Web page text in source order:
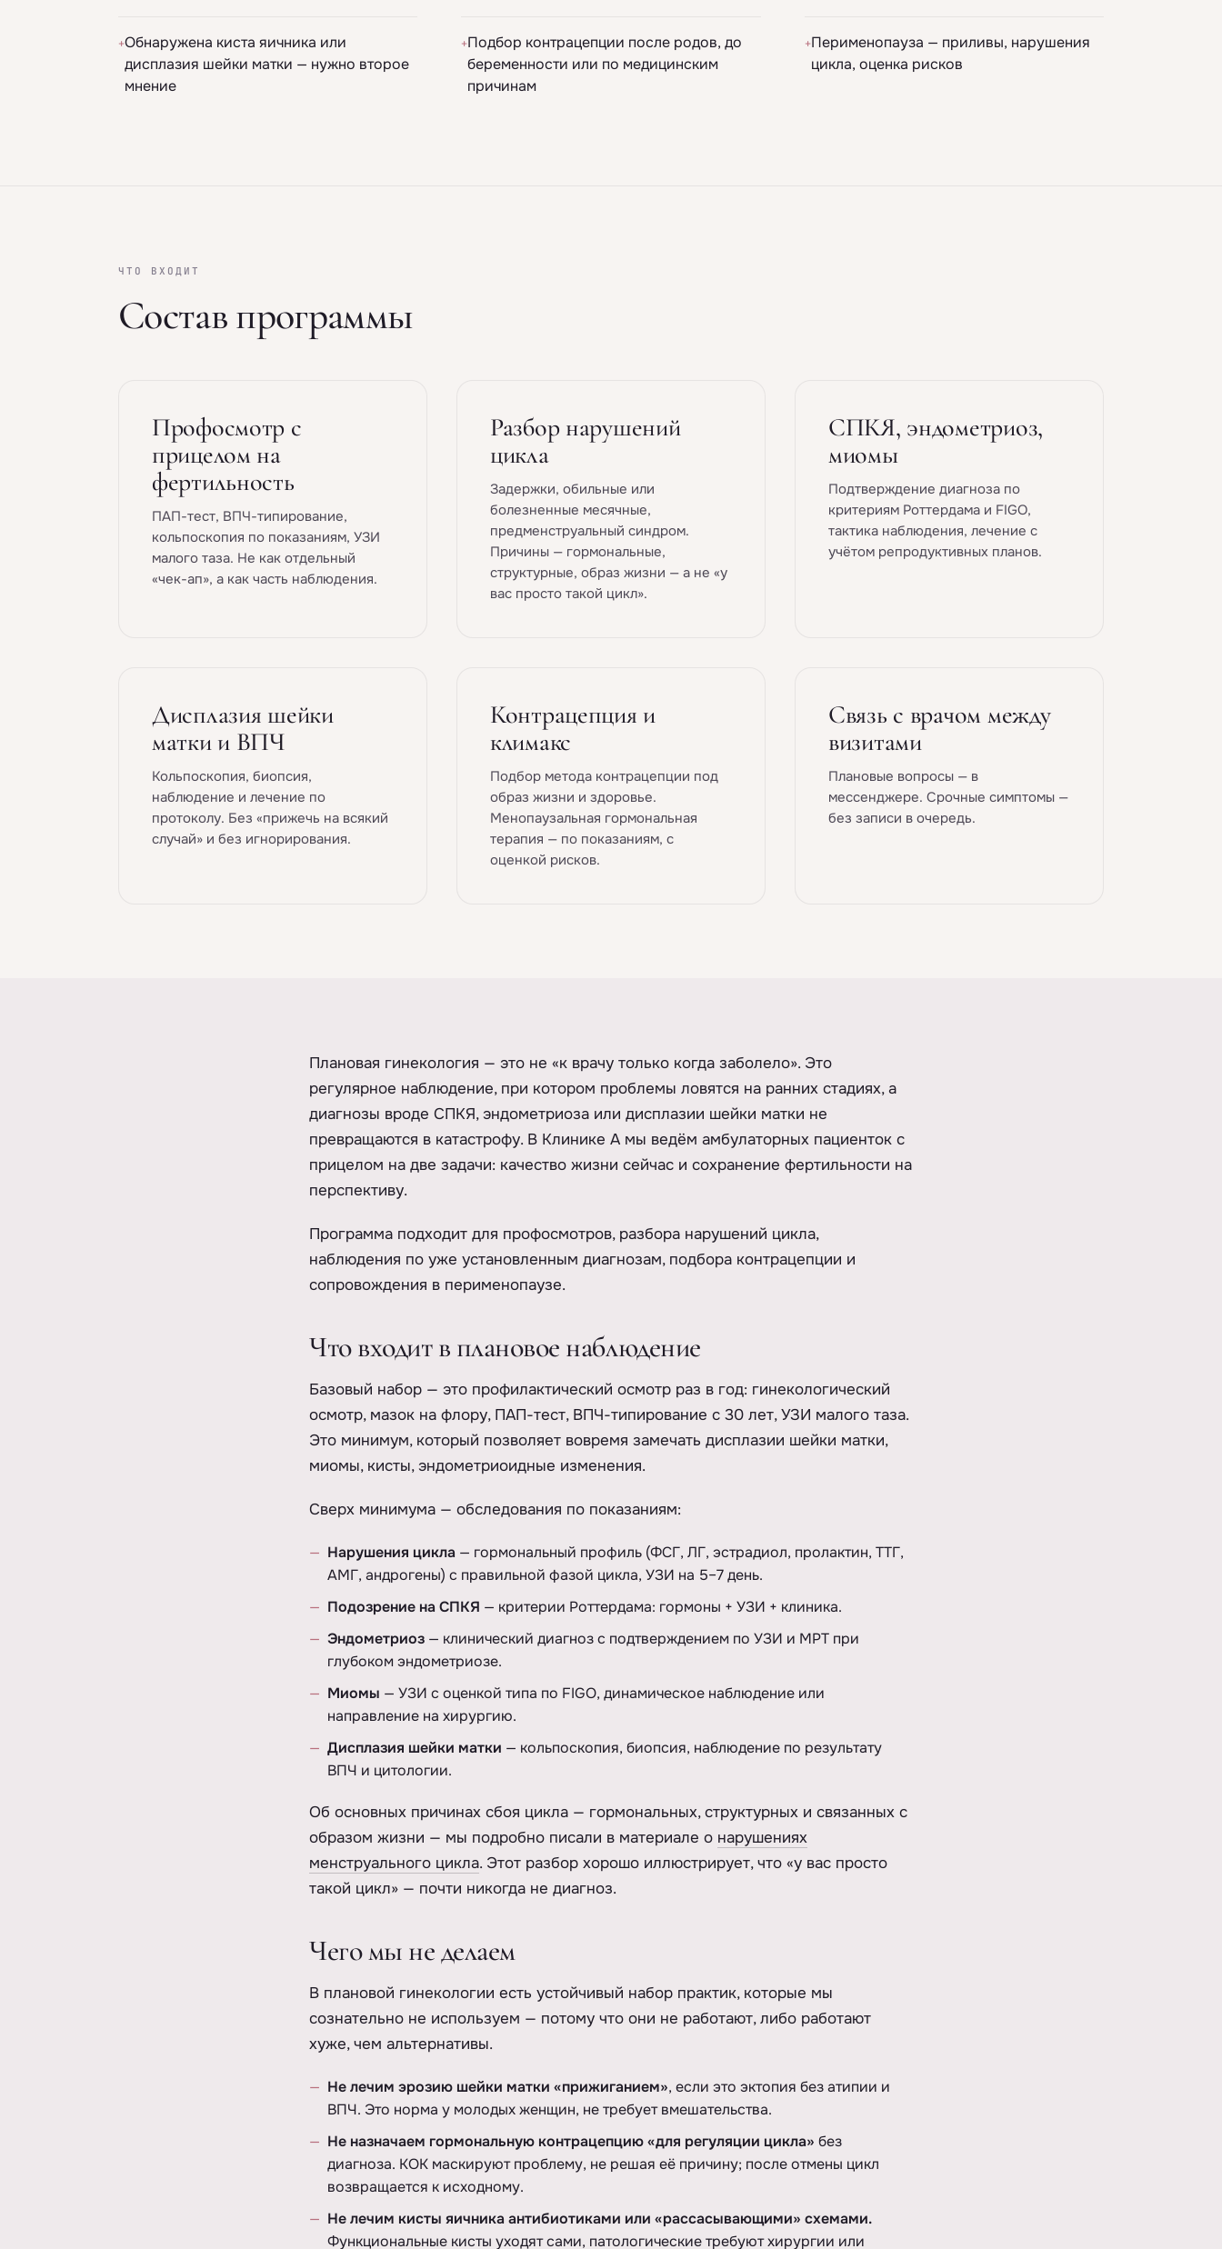
+Обнаружена киста яичника или
дисплазия шейки матки — нужно второе
мнение
+Подбор контрацепции после родов, до
беременности или по медицинским
причинам
+Перименопауза — приливы, нарушения
цикла, оценка рисков
ЧТО ВХОДИТ
Состав программы
Профосмотр с
прицелом на
фертильность
ПАП-тест, ВПЧ-типирование,
кольпоскопия по показаниям, УЗИ
малого таза. Не как отдельный
«чек-ап», а как часть наблюдения.
Разбор нарушений
цикла
Задержки, обильные или
болезненные месячные,
предменструальный синдром.
Причины — гормональные,
структурные, образ жизни — а не «у
вас просто такой цикл».
СПКЯ, эндометриоз,
миомы
Подтверждение диагноза по
критериям Роттердама и FIGO,
тактика наблюдения, лечение с
учётом репродуктивных планов.
Дисплазия шейки
матки и ВПЧ
Кольпоскопия, биопсия,
наблюдение и лечение по
протоколу. Без «прижечь на всякий
случай» и без игнорирования.
Контрацепция и
климакс
Подбор метода контрацепции под
образ жизни и здоровье.
Менопаузальная гормональная
терапия — по показаниям, с
оценкой рисков.
Связь с врачом между
визитами
Плановые вопросы — в
мессенджере. Срочные симптомы —
без записи в очередь.
Плановая гинекология — это не «к врачу только когда заболело». Это
регулярное наблюдение, при котором проблемы ловятся на ранних стадиях, а
диагнозы вроде СПКЯ, эндометриоза или дисплазии шейки матки не
превращаются в катастрофу. В Клинике А мы ведём амбулаторных пациенток с
прицелом на две задачи: качество жизни сейчас и сохранение фертильности на
перспективу.
Программа подходит для профосмотров, разбора нарушений цикла,
наблюдения по уже установленным диагнозам, подбора контрацепции и
сопровождения в перименопаузе.
Что входит в плановое наблюдение
Базовый набор — это профилактический осмотр раз в год: гинекологический
осмотр, мазок на флору, ПАП-тест, ВПЧ-типирование с 30 лет, УЗИ малого таза.
Это минимум, который позволяет вовремя замечать дисплазии шейки матки,
миомы, кисты, эндометриоидные изменения.
Сверх минимума — обследования по показаниям:
Нарушения цикла — гормональный профиль (ФСГ, ЛГ, эстрадиол, пролактин, ТТГ,
АМГ, андрогены) с правильной фазой цикла, УЗИ на 5–7 день.
Подозрение на СПКЯ — критерии Роттердама: гормоны + УЗИ + клиника.
Эндометриоз — клинический диагноз с подтверждением по УЗИ и МРТ при
глубоком эндометриозе.
Миомы — УЗИ с оценкой типа по FIGO, динамическое наблюдение или
направление на хирургию.
Дисплазия шейки матки — кольпоскопия, биопсия, наблюдение по результату
ВПЧ и цитологии.
Об основных причинах сбоя цикла — гормональных, структурных и связанных с
образом жизни — мы подробно писали в материале о нарушениях
менструального цикла. Этот разбор хорошо иллюстрирует, что «у вас просто
такой цикл» — почти никогда не диагноз.
Чего мы не делаем
В плановой гинекологии есть устойчивый набор практик, которые мы
сознательно не используем — потому что они не работают, либо работают
хуже, чем альтернативы.
Не лечим эрозию шейки матки «прижиганием», если это эктопия без атипии и
ВПЧ. Это норма у молодых женщин, не требует вмешательства.
Не назначаем гормональную контрацепцию «для регуляции цикла» без
диагноза. КОК маскируют проблему, не решая её причину; после отмены цикл
возвращается к исходному.
Не лечим кисты яичника антибиотиками или «рассасывающими» схемами.
Функциональные кисты уходят сами, патологические требуют хирургии или